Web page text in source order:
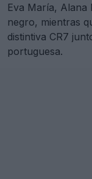
Eva María,
negro, mientras
distintiva CR7
portuguesa.